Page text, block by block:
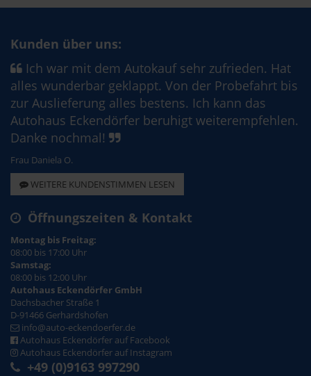
Kunden über uns:
Ich war mit dem Autokauf sehr zufrieden. Hat
alles wunderbar geklappt. Von der Probefahrt bis
zur Auslieferung alles bestens. Ich kann das
Autohaus Eckendörfer beruhigt weiterempfehlen.
Danke nochmal!
Frau Daniela O.
WEITERE KUNDENSTIMMEN LESEN
Öffnungszeiten & Kontakt
Montag bis Freitag:
08:00 bis 17:00 Uhr
Samstag:
08:00 bis 12:00 Uhr
Autohaus Eckendörfer GmbH
Dachsbacher Straße 1
D-91466 Gerhardshofen
info@auto-eckendoerfer.de
Autohaus Eckendörfer auf Facebook
Autohaus Eckendörfer auf Instagram
+49 (0)9163 997290